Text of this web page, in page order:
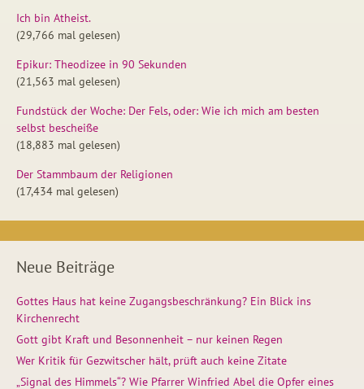
Ich bin Atheist.
(29,766 mal gelesen)
Epikur: Theodizee in 90 Sekunden
(21,563 mal gelesen)
Fundstück der Woche: Der Fels, oder: Wie ich mich am besten
selbst bescheiße
(18,883 mal gelesen)
Der Stammbaum der Religionen
(17,434 mal gelesen)
Neue Beiträge
Gottes Haus hat keine Zugangsbeschränkung? Ein Blick ins
Kirchenrecht
Gott gibt Kraft und Besonnenheit – nur keinen Regen
Wer Kritik für Gezwitscher hält, prüft auch keine Zitate
„Signal des Himmels“? Wie Pfarrer Winfried Abel die Opfer eines